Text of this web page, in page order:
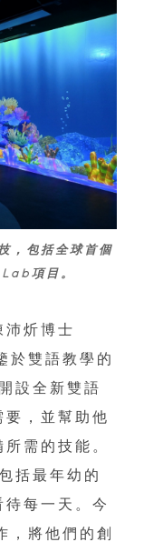
，包括全球首個
項目。
沛炘博士
雙語教學的
設全新雙語
，並幫助他
需的技能。
括最年幼的
每一天。今
將他們的創